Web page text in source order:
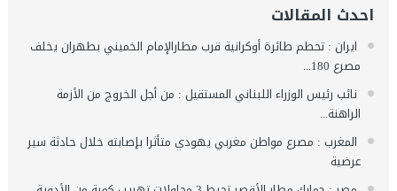
احدث المقالات
ايران : تحطم طائرة أوكرانية قرب مطارالإمام الخميني بطهران يخلف
مصرع 180...
نائب رئيس الوزراء اللبناني المستقيل : من أجل الخروج من الأزمة
الراهنة...
المغرب : مصرع مواطن مغربي يهودي متأثرا بإصابته خلال حادثة سير
عرضية